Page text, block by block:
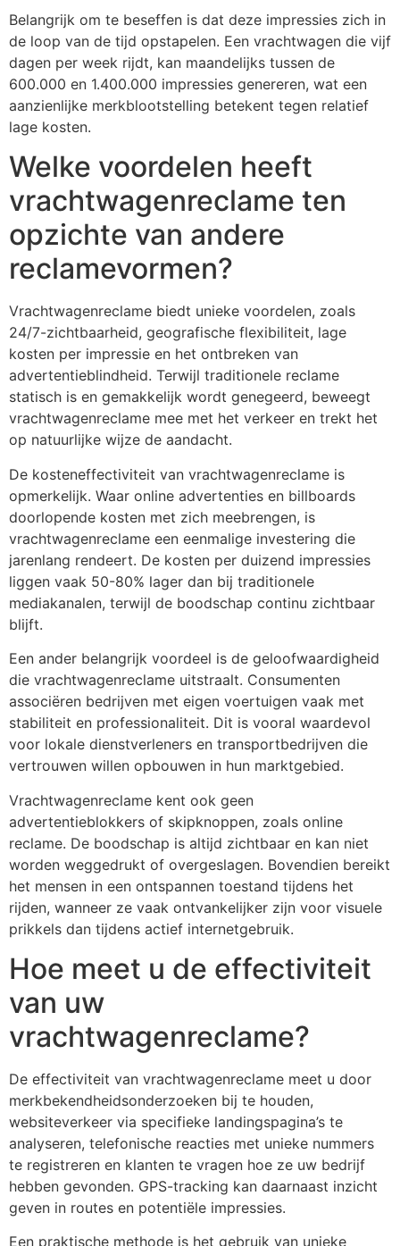
Belangrijk om te beseffen is dat deze impressies zich in
de loop van de tijd opstapelen. Een vrachtwagen die vijf
dagen per week rijdt, kan maandelijks tussen de
600.000 en 1.400.000 impressies genereren, wat een
aanzienlijke merkblootstelling betekent tegen relatief
lage kosten.
Welke voordelen heeft
vrachtwagenreclame ten
opzichte van andere
reclamevormen?
Vrachtwagenreclame biedt unieke voordelen, zoals
24/7-zichtbaarheid, geografische flexibiliteit, lage
kosten per impressie en het ontbreken van
advertentieblindheid. Terwijl traditionele reclame
statisch is en gemakkelijk wordt genegeerd, beweegt
vrachtwagenreclame mee met het verkeer en trekt het
op natuurlijke wijze de aandacht.
De kosteneffectiviteit van vrachtwagenreclame is
opmerkelijk. Waar online advertenties en billboards
doorlopende kosten met zich meebrengen, is
vrachtwagenreclame een eenmalige investering die
jarenlang rendeert. De kosten per duizend impressies
liggen vaak 50-80% lager dan bij traditionele
mediakanalen, terwijl de boodschap continu zichtbaar
blijft.
Een ander belangrijk voordeel is de geloofwaardigheid
die vrachtwagenreclame uitstraalt. Consumenten
associëren bedrijven met eigen voertuigen vaak met
stabiliteit en professionaliteit. Dit is vooral waardevol
voor lokale dienstverleners en transportbedrijven die
vertrouwen willen opbouwen in hun marktgebied.
Vrachtwagenreclame kent ook geen
advertentieblokkers of skipknoppen, zoals online
reclame. De boodschap is altijd zichtbaar en kan niet
worden weggedrukt of overgeslagen. Bovendien bereikt
het mensen in een ontspannen toestand tijdens het
rijden, wanneer ze vaak ontvankelijker zijn voor visuele
prikkels dan tijdens actief internetgebruik.
Hoe meet u de effectiviteit
van uw
vrachtwagenreclame?
De effectiviteit van vrachtwagenreclame meet u door
merkbekendheidsonderzoeken bij te houden,
websiteverkeer via specifieke landingspagina’s te
analyseren, telefonische reacties met unieke nummers
te registreren en klanten te vragen hoe ze uw bedrijf
hebben gevonden. GPS-tracking kan daarnaast inzicht
geven in routes en potentiële impressies.
Een praktische methode is het gebruik van unieke